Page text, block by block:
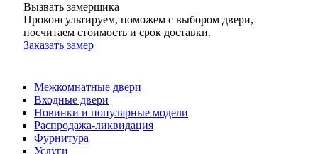
Вызвать замерщика
Проконсультируем, поможем с выбором двери,
посчитаем стоимость и срок доставки.
Заказать замер
Межкомнатные двери
Входные двери
Новинки и популярные модели
Распродажа-ликвидация
Фурнитура
Услуги